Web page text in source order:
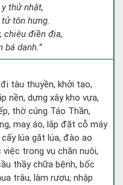
thử nhật,
tôn hưng.
chiêu điền địa,
bá danh.”
tàu thuyền, khởi tạo,
nền, dựng xây kho vựa,
thờ cúng Táo Thần,
may áo, lắp đặt cỗ máy
lúa gặt lúa, đào ao
trong vụ chăn nuôi,
thầy chữa bệnh, bốc
trâu, làm rượu, nhập